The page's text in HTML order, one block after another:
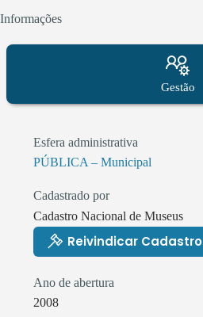
Informações
Gestão
Esfera administrativa
PÚBLICA – Municipal
Cadastrado por
Cadastro Nacional de Museus
Reivindicar Cadastro
Ano de abertura
2008